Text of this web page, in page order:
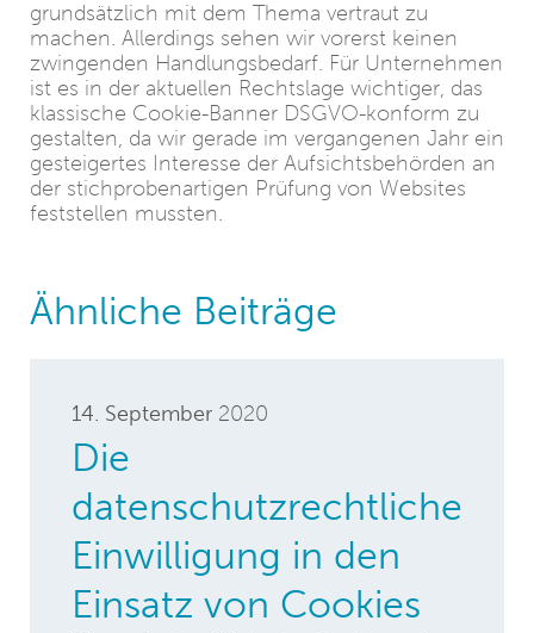
grundsätzlich mit dem Thema vertraut zu
machen. Allerdings sehen wir vorerst keinen
zwingenden Handlungsbedarf. Für Unternehmen
ist es in der aktuellen Rechtslage wichtiger, das
klassische Cookie-Banner DSGVO-konform zu
gestalten, da wir gerade im vergangenen Jahr ein
gesteigertes Interesse der Aufsichtsbehörden an
der stichprobenartigen Prüfung von Websites
feststellen mussten.
Ähnliche Beiträge
14. September 2020
Die
datenschutzrechtliche
Einwilligung in den
Einsatz von Cookies